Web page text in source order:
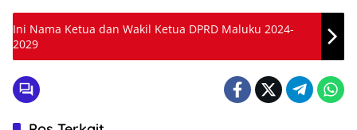
Ini Nama Ketua dan Wakil Ketua DPRD Maluku 2024-
2029